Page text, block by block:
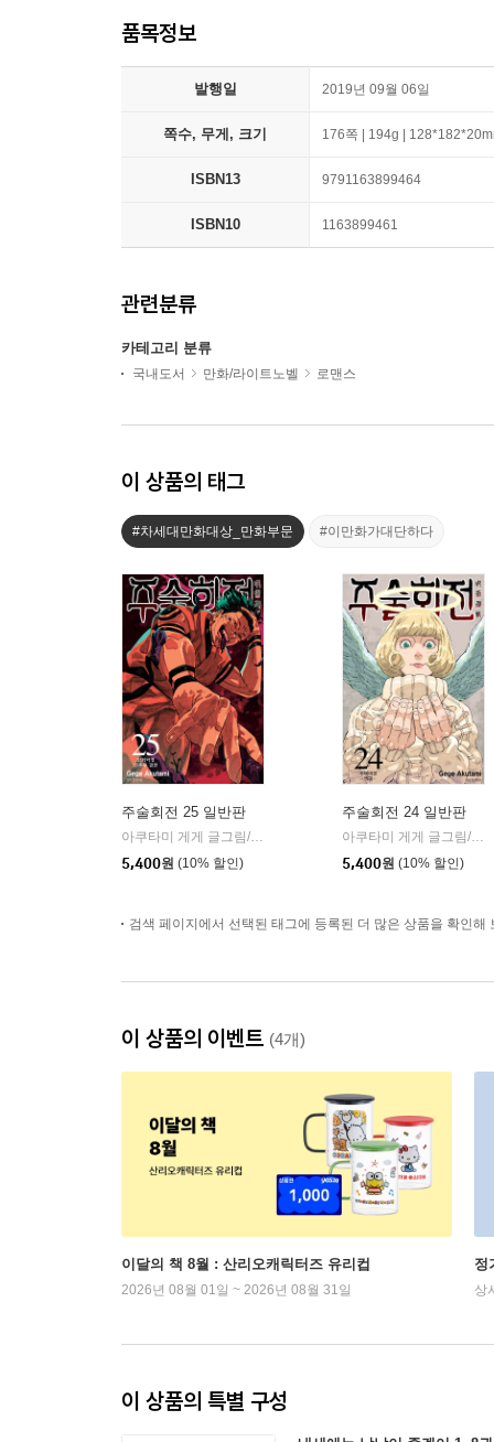
품목정보
발행일 2019년 09월 06일
쪽수, 무게, 크기 176쪽 | 194g |
ISBN13 9791163899464
ISBN10 1163899461
관련분류
카테고리 분류
국내도서 만화/라이트노벨 로맨스
이 상품의 태그
#차세대만화대상_만화부문 #이만화가대단하다
주술회전 25 일반판
아쿠타미 게게 글그림/이정운 역
서울미디어코믹스(서울문화
5,400원 (10% 할인)
주술회전 24 일반판
아쿠타미 게게 글그림/이정운 역
5,400원 (10% 할인)
검색 페이지에서 선택된 태그에 등록된 더 많은 상품을 확인해
이 상품의 이벤트 (4개)
이달의 책 8월 : 산리오캐릭터즈 유리컵
2026년 08월 01일 ~ 2026년 08월 31일
정
상
이 상품의 특별 구성